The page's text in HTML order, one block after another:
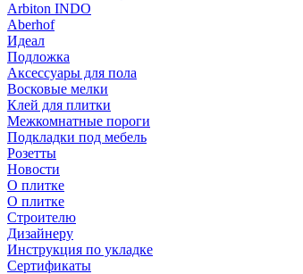
Arbiton INDO
Aberhof
Идеал
Подложка
Аксессуары для пола
Восковые мелки
Клей для плитки
Межкомнатные пороги
Подкладки под мебель
Розетты
Новости
О плитке
О плитке
Строителю
Дизайнеру
Инструкция по укладке
Сертификаты